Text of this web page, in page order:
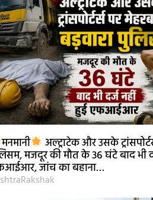
मनमानी अल्ट्राटेक और उसके
मजदूर की मौत के 36 घंटे बाद भी
जांच का बहाना…